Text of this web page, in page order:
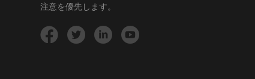
注意を優先します。